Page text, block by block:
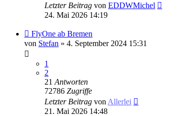
Letzter Beitrag von EDDWMichel
24. Mai 2026 14:19
FlyOne ab Bremen
von Stefan » 4. September 2024 15:31
1
2
21 Antworten
72786 Zugriffe
Letzter Beitrag von Allerlei
21. Mai 2026 14:48